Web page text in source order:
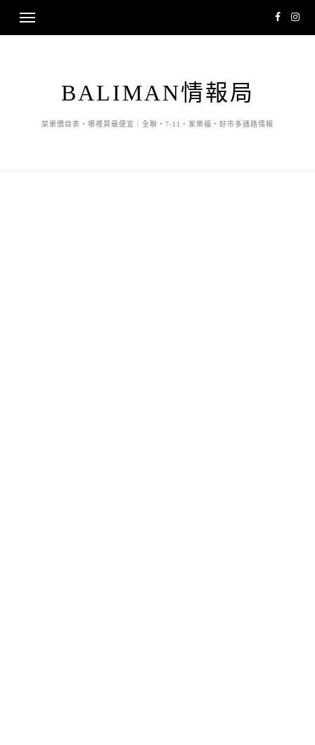
BALIMAN情報局
菜單價目表・哪裡買最便宜｜全聯・7-11・家樂福・好市多通路情報